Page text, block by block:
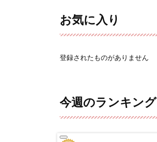
お気に入り
登録されたものがありません
今週のランキング